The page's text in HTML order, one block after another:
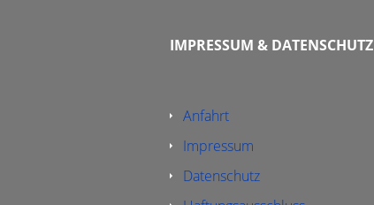
IMPRESSUM & DATENSCHUTZ
Anfahrt
Impressum
Datenschutz